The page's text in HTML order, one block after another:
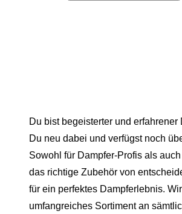
Du bist begeisterter und erfahrener
Du neu dabei und verfügst noch
Sowohl für Dampfer-Profis als
das richtige Zubehör von
für ein perfektes Dampferlebnis.
umfangreiches Sortiment an